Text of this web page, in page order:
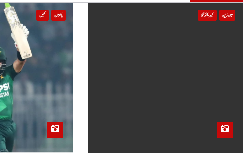
تازہ ترین خیبر پختونخوا پاکستان کھیل